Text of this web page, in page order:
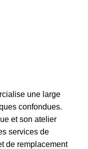
une large
confondues.
et son atelier
services de
de remplacement